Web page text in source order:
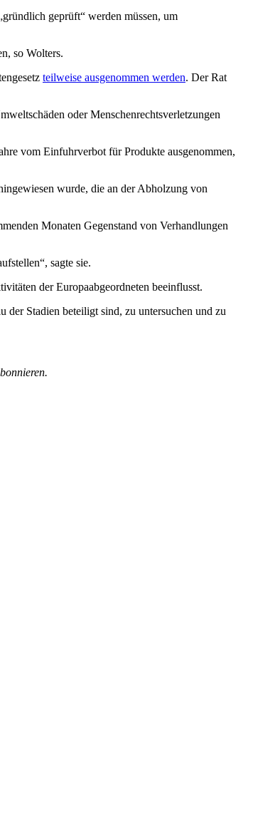
geprüft“ werden müssen, um
so Wolters.
teilweise ausgenommen werden. Der Rat
oder Menschenrechtsverletzungen
vom Einfuhrverbot für Produkte ausgenommen,
wurde, die an der Abholzung von
Monaten Gegenstand von Verhandlungen
sagte sie.
der Europaabgeordneten beeinflusst.
der Stadien beteiligt sind, zu untersuchen und zu